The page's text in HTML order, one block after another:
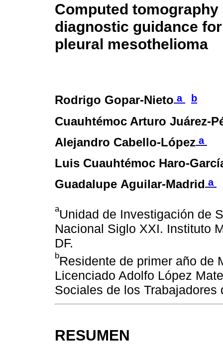
Computed tomography
diagnostic guidance
pleural mesothelioma
Rodrigo Gopar-Nieto a b
Cuauhtémoc Arturo Juárez-
Alejandro Cabello-López a
Luis Cuauhtémoc Haro-
Guadalupe Aguilar-Madrid a
aUnidad de Investigación de
Nacional Siglo XXI. Instituto
DF.
bResidente de primer año de
Licenciado Adolfo López
Sociales de los Trabajadores
RESUMEN